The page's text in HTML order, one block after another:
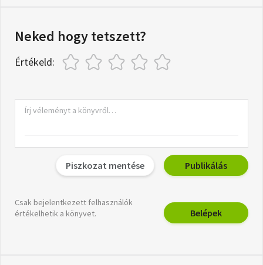
Neked hogy tetszett?
Értékeld:
Piszkozat mentése Publikálás
Csak bejelentkezett felhasználók
értékelhetik a könyvet.
Belépek